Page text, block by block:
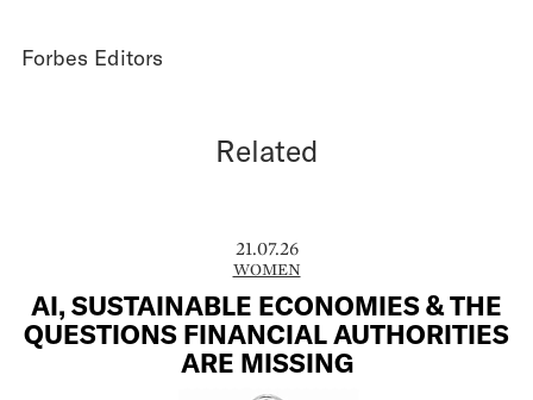
Forbes Editors
Related
21.07.26
WOMEN
AI, SUSTAINABLE ECONOMIES & THE
QUESTIONS FINANCIAL AUTHORITIES
ARE MISSING